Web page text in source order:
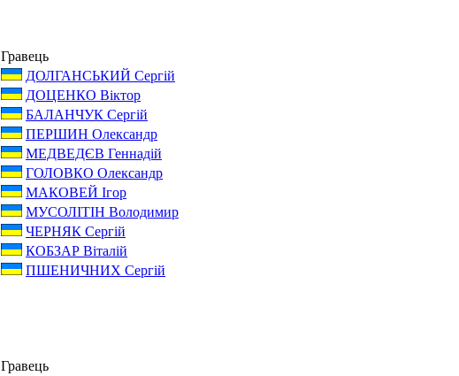
Гравець
ДОЛГАНСЬКИЙ Сергій
ДОЦЕНКО Віктор
БАЛАНЧУК Сергій
ПЕРШИН Олександр
МЕДВЕДЄВ Геннадій
ГОЛОВКО Олександр
МАКОВЕЙ Ігор
МУСОЛІТІН Володимир
ЧЕРНЯК Сергій
КОБЗАР Віталій
ПШЕНИЧНИХ Сергій
Гравець